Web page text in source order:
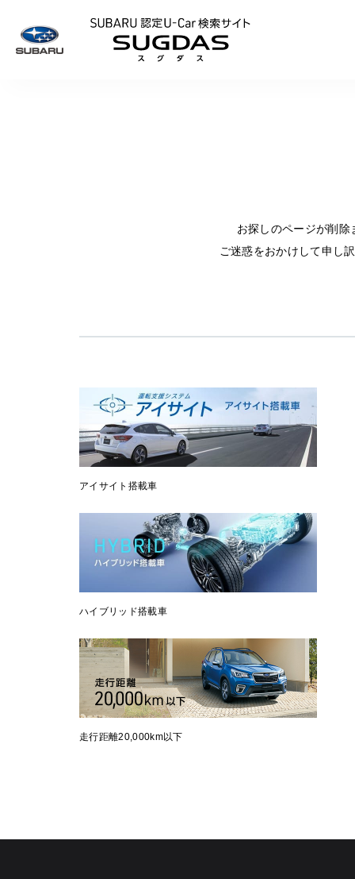
お探しのページが削
ご迷惑をおかけして申し
アイサイト搭載車
ハイブリッド搭載車
走行距離20,000km以下